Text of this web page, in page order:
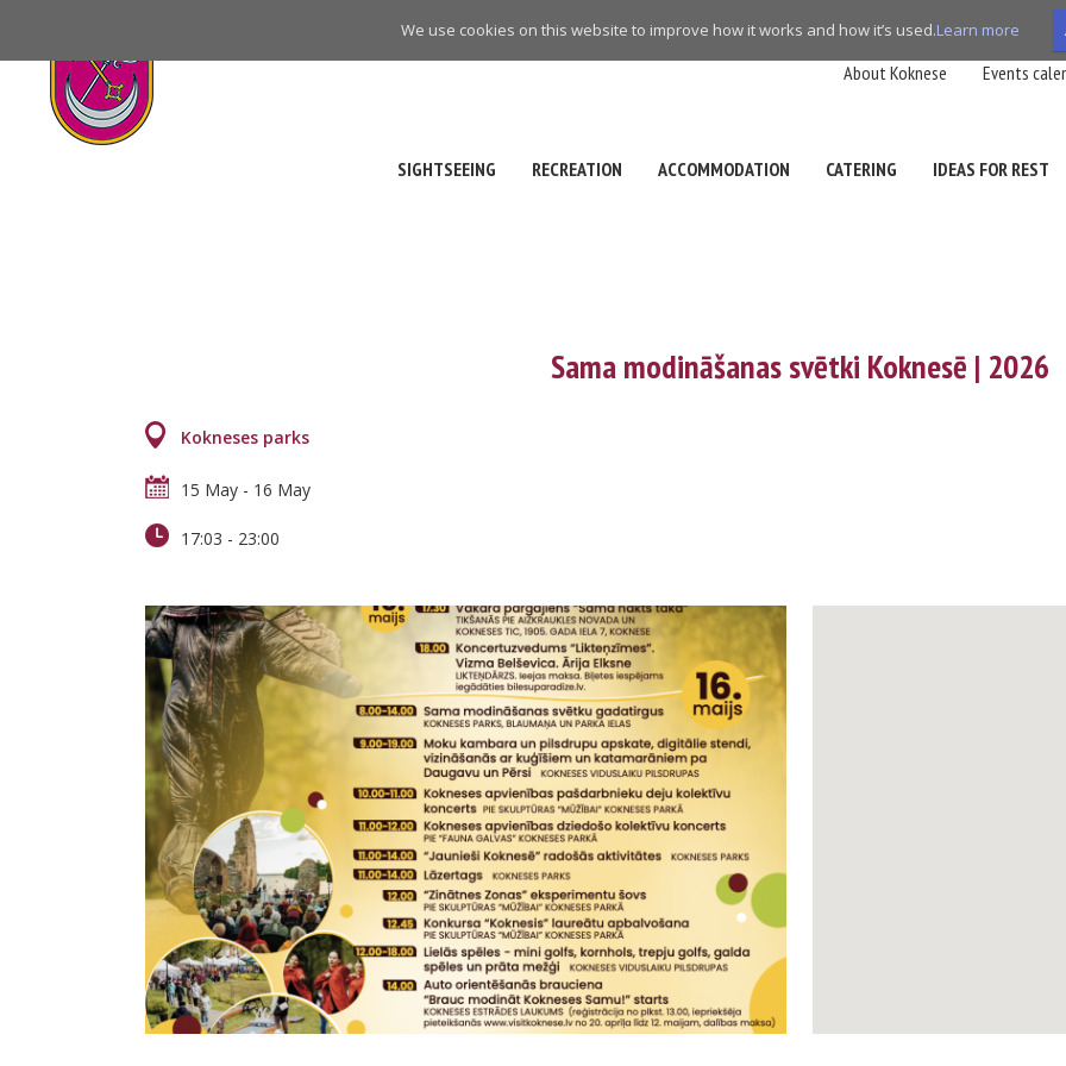
We use cookies on this website to improve how it works and how it’s used.Learn more
navigation
About Koknese Events
SIGHTSEEING RECREATION ACCOMMODATION CATERING IDEAS FOR REST
Sama modināšanas svētki Koknesē | 2026
Kokneses parks
15 May - 16 May
17:03 - 23:00